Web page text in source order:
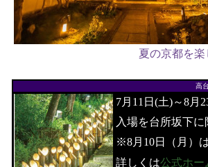
夏の京都を
高
7月11日(土)～8月
入場を台所坂下
※8月10日（月）
詳しくは公式ホー